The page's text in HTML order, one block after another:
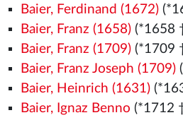
Baier, Ferdinand (1672)
Baier, Franz (1658)(*1658
Baier, Franz (1709)(*1709
Baier, Franz Joseph (1709)
Baier, Heinrich (1631)
Baier, Ignaz Benno (*1712